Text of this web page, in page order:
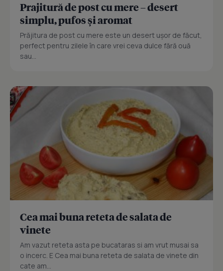
Prajitură de post cu mere – desert
simplu, pufos și aromat
Prăjitura de post cu mere este un desert ușor de făcut,
perfect pentru zilele în care vrei ceva dulce fără ouă
sau...
Cea mai buna reteta de salata de
vinete
Am vazut reteta asta pe bucataras si am vrut musai sa
o incerc. E Cea mai buna reteta de salata de vinete din
cate am...